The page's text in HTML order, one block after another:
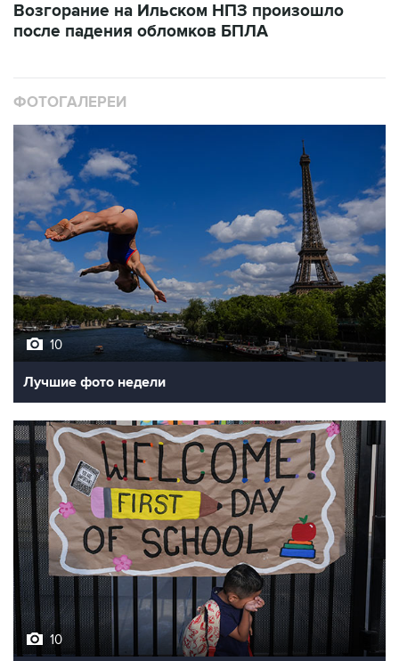
Возгорание на Ильском НПЗ произошло
после падения обломков БПЛА
ФОТОГАЛЕРЕИ
10
Лучшие фото недели
10